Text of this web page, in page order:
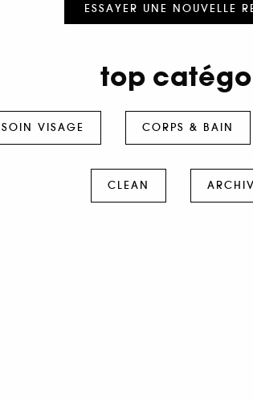
ESSAYER UNE NOUVELLE
top
SOIN VISAGE CORPS & BAIN
CLEAN